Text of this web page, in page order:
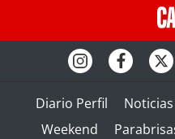
Diario Perfil Noticias
Weekend